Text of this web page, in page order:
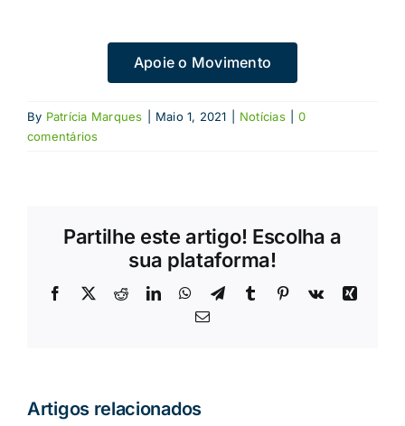
Apoie o Movimento
By Patrícia Marques Maio 1, 2021 Notícias
0
comentários
Partilhe este artigo! Escolha a
sua plataforma!
Facebook
X RedditLinkedInWhatsApp
TelegramTumblr Pinterest
Vk
Xing
Email
Artigos relacionados